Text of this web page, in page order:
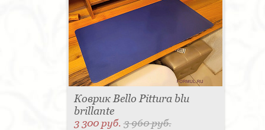
Коврик Bello Pittura blu
brillante
3 300 руб.3 960 руб.